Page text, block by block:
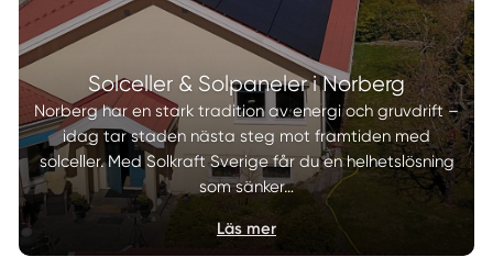
Solceller & Solpaneler i Norberg
Norberg har en stark tradition av energi och gruvdrift –
idag tar staden nästa steg mot framtiden med
solceller. Med Solkraft Sverige får du en helhetslösning
som sänker…
Läs mer